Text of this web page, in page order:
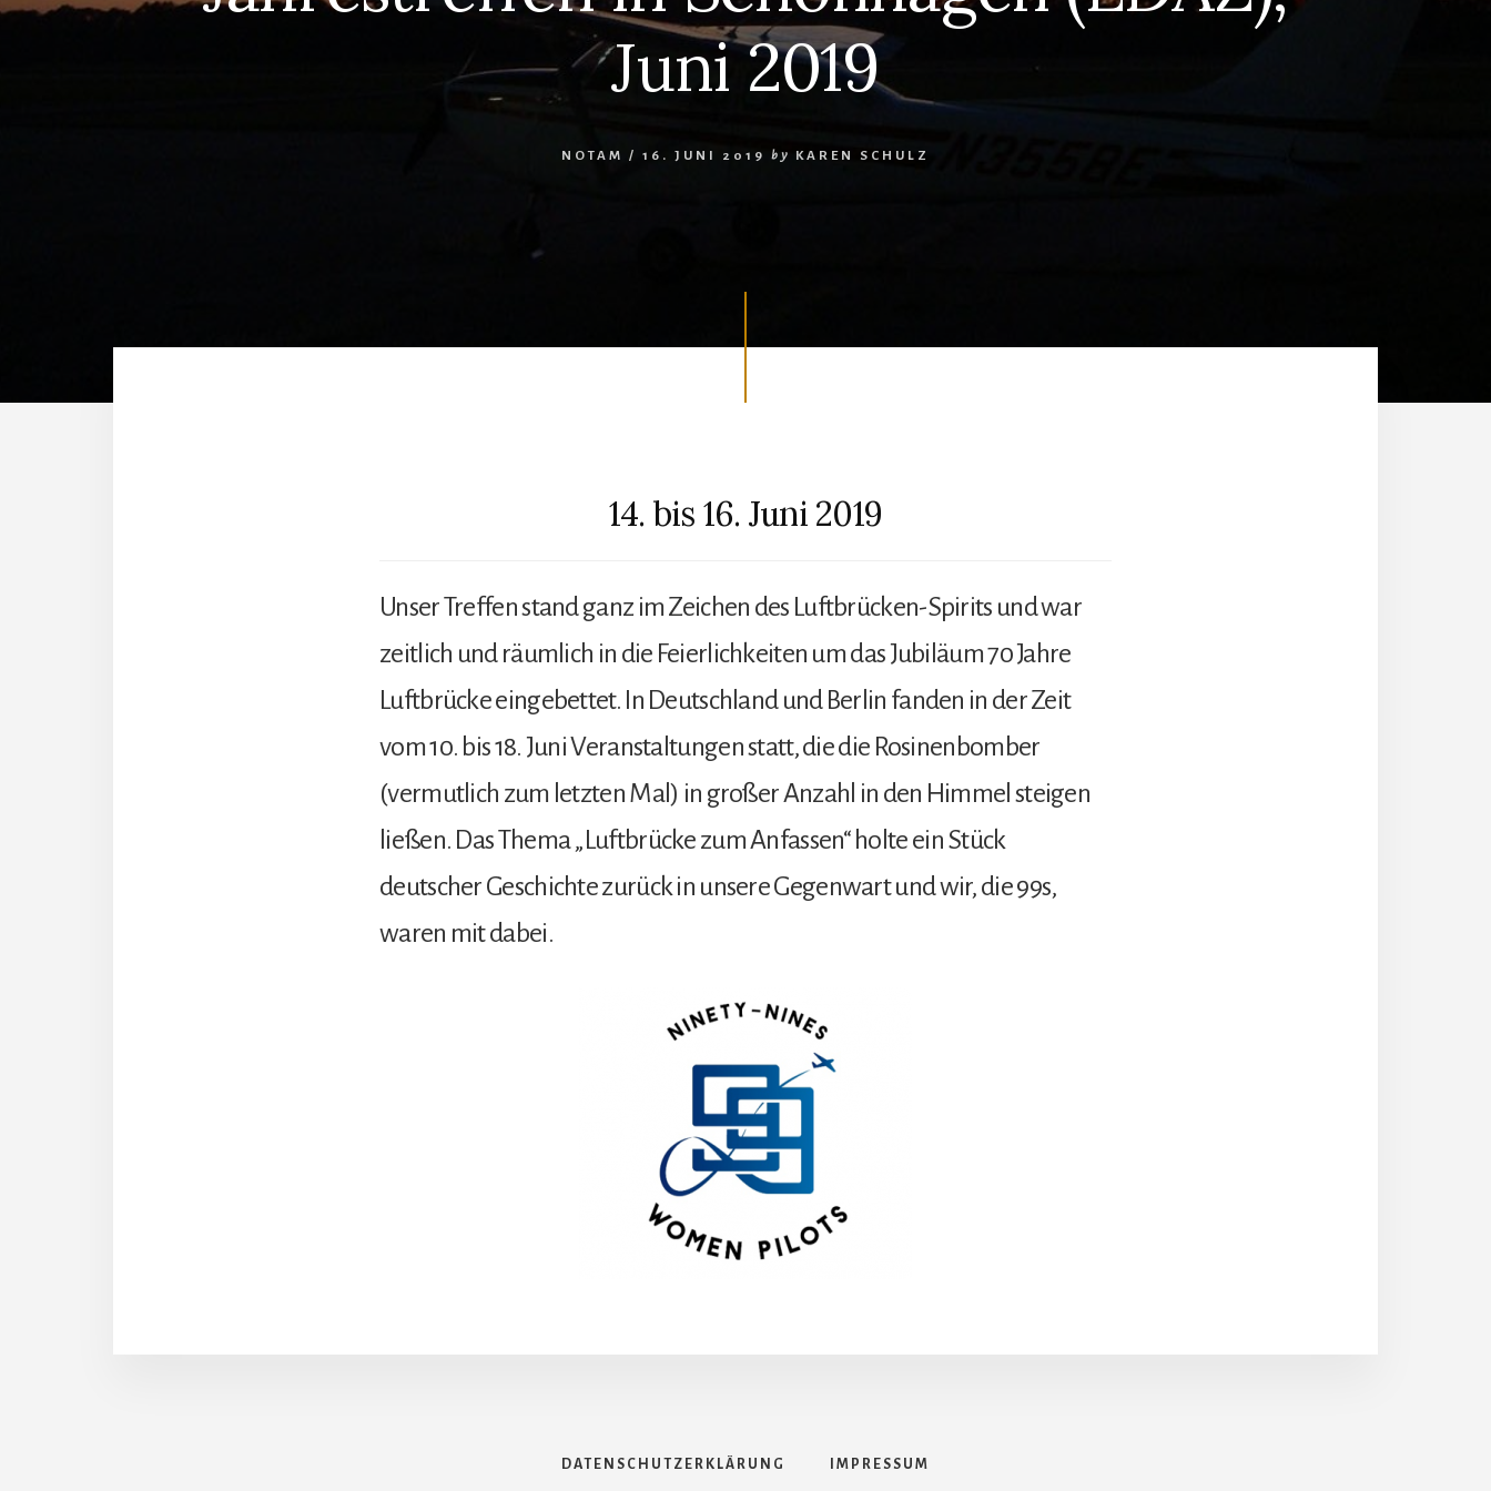
Juni 2019
NOTAM / 16. JUNI 2019 by KAREN SCHULZ
14. bis 16. Juni 2019
Unser Treffen stand ganz im Zeichen des Luftbrücken-Spirits und war
zeitlich und räumlich in die Feierlichkeiten um das Jubiläum 70 Jahre
Luftbrücke eingebettet. In Deutschland und Berlin fanden in der Zeit
vom 10. bis 18. Juni Veranstaltungen statt, die die Rosinenbomber
(vermutlich zum letzten Mal) in großer Anzahl in den Himmel steigen
ließen. Das Thema „Luftbrücke zum Anfassen“ holte ein Stück
deutscher Geschichte zurück in unsere Gegenwart und wir, die 99s,
waren mit dabei.
DATENSCHUTZERKLÄRUNG IMPRESSUM